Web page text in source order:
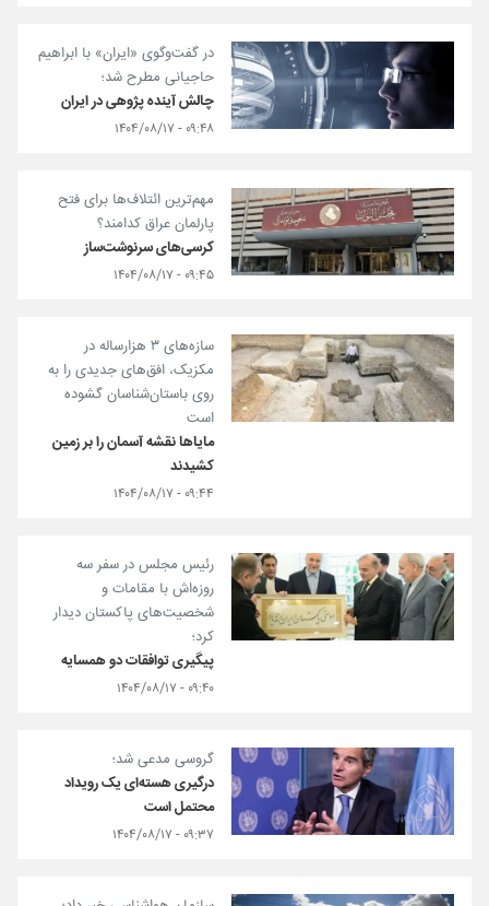
در گفت‌وگوی «ایران» با ابراهیم
حاجیانی مطرح شد؛
چالش آینده پژوهی در ایران
۰۹:۴۸ - ۱۴۰۴/۰۸/۱۷
مهم‌ترین ائتلاف‌ها برای فتح
پارلمان عراق کدامند؟
کرسی‌های سرنوشت‌ساز
۰۹:۴۵ - ۱۴۰۴/۰۸/۱۷
سازه‌های ۳ هزارساله در
مکزیک، افق‌های جدیدی را به
روی باستان‌شناسان گشوده
است
مایاها نقشه آسمان را بر زمین
کشیدند
۰۹:۴۴ - ۱۴۰۴/۰۸/۱۷
رئیس مجلس در سفر سه
روزه‌اش با مقامات و
شخصیت‌های پاکستان دیدار
کرد؛
پیگیری توافقات دو همسایه
۰۹:۴۰ - ۱۴۰۴/۰۸/۱۷
گروسی مدعی شد؛
درگیری هسته‌ای یک رویداد
محتمل است
۰۹:۳۷ - ۱۴۰۴/۰۸/۱۷